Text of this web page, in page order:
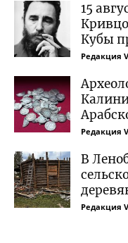
15
Кубы
Редакция
Редакция
В
Редакция